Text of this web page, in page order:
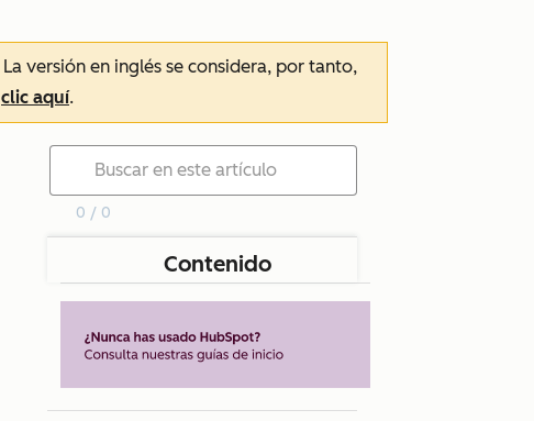
La versión en inglés se considera, por tanto,
clic aquí.
0 / 0
Contenido